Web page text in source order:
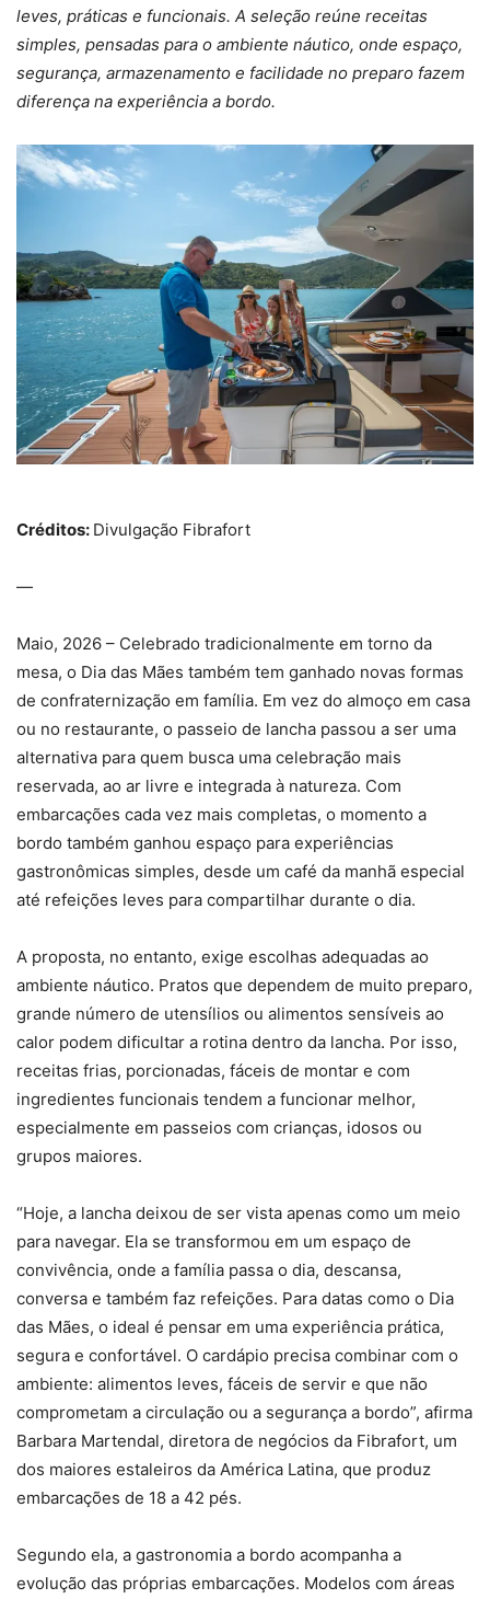
leves, práticas e funcionais. A seleção reúne receitas
simples, pensadas para o ambiente náutico, onde espaço,
segurança, armazenamento e facilidade no preparo fazem
diferença na experiência a bordo.
Créditos: Divulgação Fibrafort
—
Maio, 2026 – Celebrado tradicionalmente em torno da
mesa, o Dia das Mães também tem ganhado novas formas
de confraternização em família. Em vez do almoço em casa
ou no restaurante, o passeio de lancha passou a ser uma
alternativa para quem busca uma celebração mais
reservada, ao ar livre e integrada à natureza. Com
embarcações cada vez mais completas, o momento a
bordo também ganhou espaço para experiências
gastronômicas simples, desde um café da manhã especial
até refeições leves para compartilhar durante o dia.
A proposta, no entanto, exige escolhas adequadas ao
ambiente náutico. Pratos que dependem de muito preparo,
grande número de utensílios ou alimentos sensíveis ao
calor podem dificultar a rotina dentro da lancha. Por isso,
receitas frias, porcionadas, fáceis de montar e com
ingredientes funcionais tendem a funcionar melhor,
especialmente em passeios com crianças, idosos ou
grupos maiores.
“Hoje, a lancha deixou de ser vista apenas como um meio
para navegar. Ela se transformou em um espaço de
convivência, onde a família passa o dia, descansa,
conversa e também faz refeições. Para datas como o Dia
das Mães, o ideal é pensar em uma experiência prática,
segura e confortável. O cardápio precisa combinar com o
ambiente: alimentos leves, fáceis de servir e que não
comprometam a circulação ou a segurança a bordo”, afirma
Barbara Martendal, diretora de negócios da Fibrafort, um
dos maiores estaleiros da América Latina, que produz
embarcações de 18 a 42 pés.
Segundo ela, a gastronomia a bordo acompanha a
evolução das próprias embarcações. Modelos com áreas